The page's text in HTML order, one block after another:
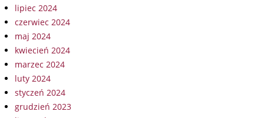
lipiec 2024
czerwiec 2024
maj 2024
kwiecień 2024
marzec 2024
luty 2024
styczeń 2024
grudzień 2023